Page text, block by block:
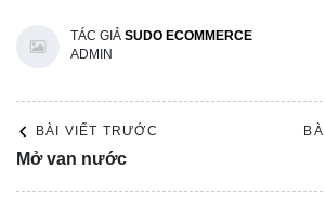
TÁC GIẢ SUDO ECOMMERCE
ADMIN
BÀI VIẾT TRƯỚC
Mở van nước